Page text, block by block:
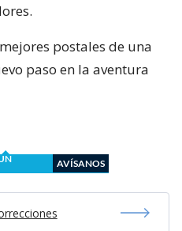
postales de una
paso en la aventura
AVÍSANOS